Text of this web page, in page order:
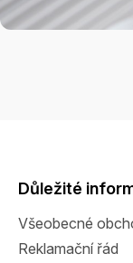
Důležité
Všeobecné
Reklamační řád